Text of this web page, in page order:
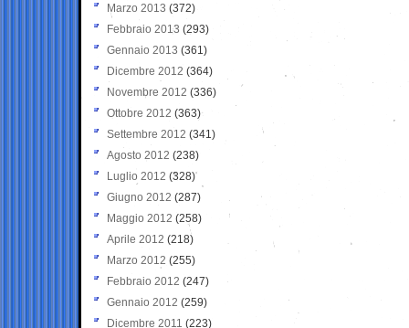
Marzo 2013 (372)
Febbraio 2013 (293)
Gennaio 2013 (361)
Dicembre 2012 (364)
Novembre 2012 (336)
Ottobre 2012 (363)
Settembre 2012 (341)
Agosto 2012 (238)
Luglio 2012 (328)
Giugno 2012 (287)
Maggio 2012 (258)
Aprile 2012 (218)
Marzo 2012 (255)
Febbraio 2012 (247)
Gennaio 2012 (259)
Dicembre 2011 (223)